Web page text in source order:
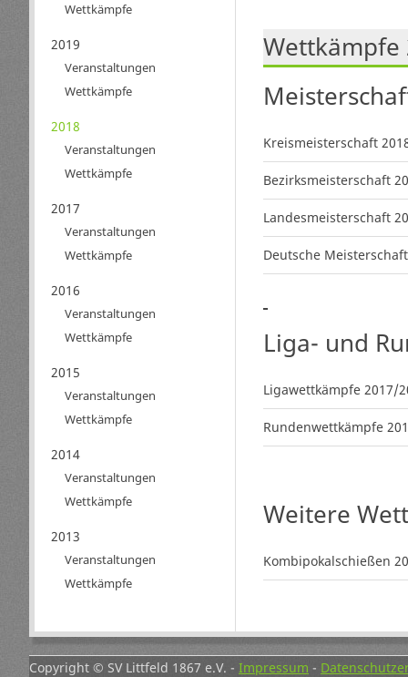
Wettkämpfe
Kreismeisterschaft
Bezirksmeisterschaft
Landesmeisterschaft
Deutsche
Liga- und
Ligawettkämpfe 2017/
Rundenwettkämpfe
Weitere
Kombipokalschießen
Wettkämpfe
2019
Veranstaltungen
Wettkämpfe
2018
Veranstaltungen
Wettkämpfe
2017
Veranstaltungen
Wettkämpfe
2016
Veranstaltungen
Wettkämpfe
2015
Veranstaltungen
Wettkämpfe
2014
Veranstaltungen
Wettkämpfe
2013
Veranstaltungen
Wettkämpfe
Copyright © SV Littfeld 1867 e.V. - Impressum -